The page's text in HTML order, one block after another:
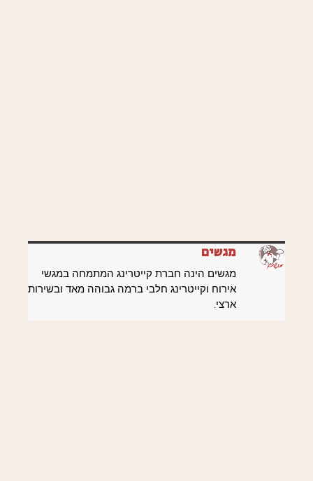
מגשים
מגשים הינה חברת קייטרינג המתמחה במגשי
אירוח וקייטרינג חלבי ברמה גבוהה מאד ובשירות
ארצי.